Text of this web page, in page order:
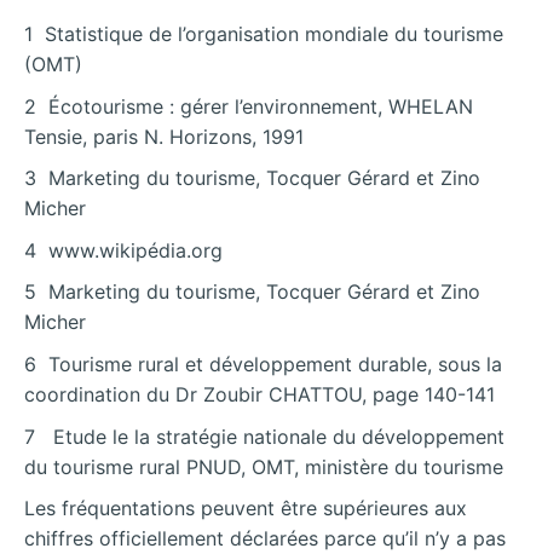
1 Statistique de l’organisation mondiale du tourisme
(OMT)
2 Écotourisme : gérer l’environnement, WHELAN
Tensie, paris N. Horizons, 1991
3 Marketing du tourisme, Tocquer Gérard et Zino
Micher
4 www.wikipédia.org
5 Marketing du tourisme, Tocquer Gérard et Zino
Micher
6 Tourisme rural et développement durable, sous la
coordination du Dr Zoubir CHATTOU, page 140-141
7 Etude le la stratégie nationale du développement
du tourisme rural PNUD, OMT, ministère du tourisme
Les fréquentations peuvent être supérieures aux
chiffres officiellement déclarées parce qu’il n’y a pas